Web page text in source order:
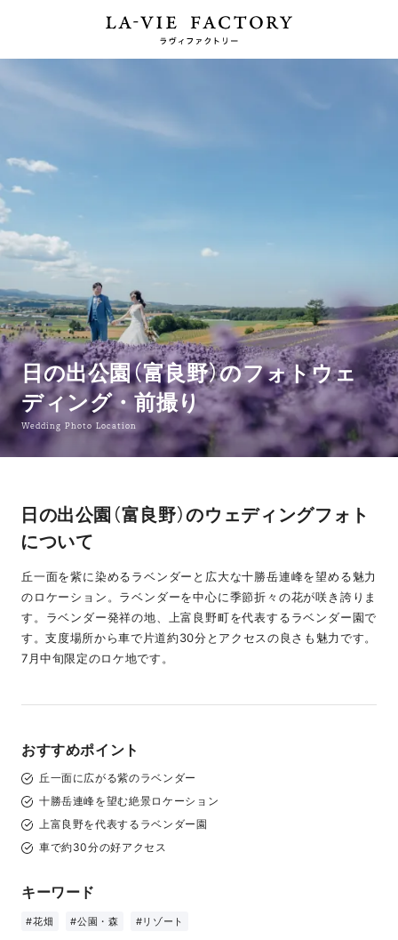
日の出公園（富良野）のフォトウェ
ディング・前撮り
Wedding Photo Location
日の出公園（富良野）のウェディングフォト
について
丘一面を紫に染めるラベンダーと広大な十勝岳連峰を望める魅力
のロケーション。ラベンダーを中心に季節折々の花が咲き誇りま
す。ラベンダー発祥の地、上富良野町を代表するラベンダー園で
す。支度場所から車で片道約30分とアクセスの良さも魅力です。
7月中旬限定のロケ地です。
おすすめポイント
丘一面に広がる紫のラベンダー
十勝岳連峰を望む絶景ロケーション
上富良野を代表するラベンダー園
車で約30分の好アクセス
キーワード
#花畑 #公園・森 #リゾート